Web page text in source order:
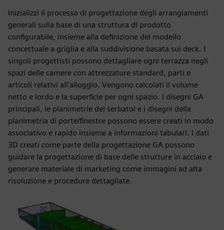
Inizializzi il processo di progettazione degli arrangiamenti
generali sulla base di una struttura di prodotto
configurabile, insieme alla definizione del modello
concettuale a griglia e alla suddivisione basata sui deck. I
singoli progettisti possono dettagliare ogni terrazza negli
spazi delle camere con attrezzature standard, parti e
articoli relativi all'alloggio. Vengono calcolati il volume
netto e lordo e la superficie per ogni spazio. I disegni GA
principali, le planimetrie dei serbatoi e i disegni della
planimetria di porte/finestre possono essere creati in modo
associativo e rapido insieme a informazioni tabulari. I dati
3D creati come parte della progettazione GA possono
guidare la progettazione di base delle strutture in acciaio e
generare materiale di marketing come immagini ad alta
risoluzione e procedure dettagliate.